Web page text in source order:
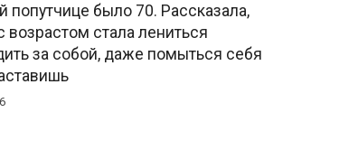
попутчице было 70. Рассказала,
возрастом стала лениться
за собой, даже помыться себя